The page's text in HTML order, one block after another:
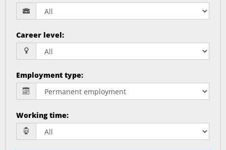
Career level:
Employment type:
Working time: